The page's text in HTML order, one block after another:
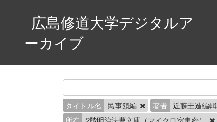
広島修道大学デジタルア
ーカイブ
タイトル名 民事類編 著者
近藤圭造編
所在
2階明治法曹文庫（マイクロ室集密）